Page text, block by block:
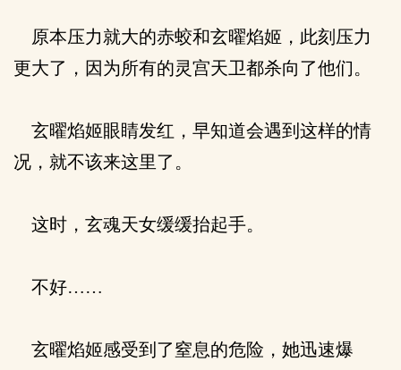
原本压力就大的赤蛟和玄曜焰姬，此刻压力
更大了，因为所有的灵宫天卫都杀向了他们。
玄曜焰姬眼睛发红，早知道会遇到这样的情
况，就不该来这里了。
这时，玄魂天女缓缓抬起手。
不好……
玄曜焰姬感受到了窒息的危险，她迅速爆